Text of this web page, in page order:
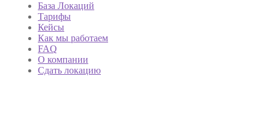
База Локаций
Тарифы
Кейсы
Как мы работаем
FAQ
О компании
Сдать локацию